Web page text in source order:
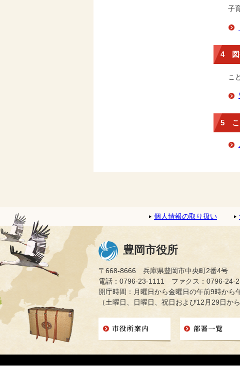
子
4 図
こ
5 こ
個人情報の取り扱い
豊岡市役所
〒668-8666 兵庫県豊岡市中央町2番4号
電話：0796-23-1111 ファクス：0796-24-
開庁時間：月曜日から金曜日の午前9時から
（土曜日、日曜日、祝日および12月29日か